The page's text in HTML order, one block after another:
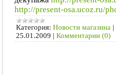
http://present-osa.ucoz.ru/
Категория: Новости магазина |
25.01.2009 | Комментарии (0)